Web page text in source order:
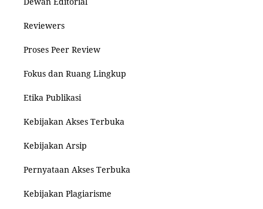
Reviewers
Proses Peer Review
Fokus dan Ruang Lingkup
Etika Publikasi
Kebijakan Akses Terbuka
Kebijakan Arsip
Pernyataan Akses Terbuka
Kebijakan Plagiarisme